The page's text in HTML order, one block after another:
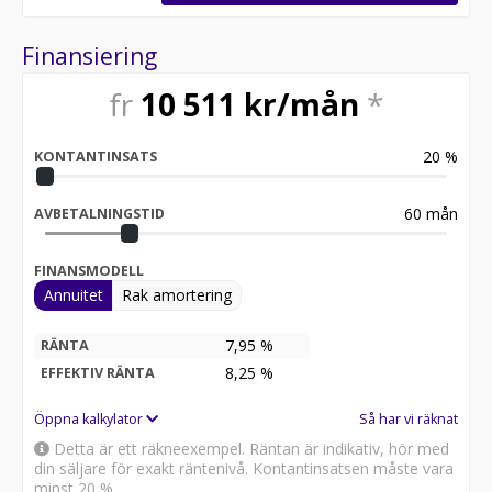
* Max släpvagnsvikt 3500 kg
Finns redo för omgående leverans
Bilen har avdragbar moms & kan leasas för företag från
0kr i första förhöjd hyra,
VI TAR INBYTEN OCH ERBJUDER HEMLEVERANS I HELA
///// Vi ordnar med förmånlig avbetalning till dig som
privatkund.
kontantinsats - Autocars i Skövde 0500-400707
________________________________________
Finansiering
fr 10 511 kr/mån *
KONTANTINSATS 20 %
AVBETALNINGSTID 60 mån
FINANSMODELL
Annuitet Rak amortering
RÄNTA 7,95 %
EFFEKTIV RÄNTA 8,25 %
Öppna kalkylator Så har vi räknat
Detta är ett räkneexempel. Räntan är indikativ, hör med
din säljare för exakt räntenivå. Kontantinsatsen måste vara
minst 20 %.